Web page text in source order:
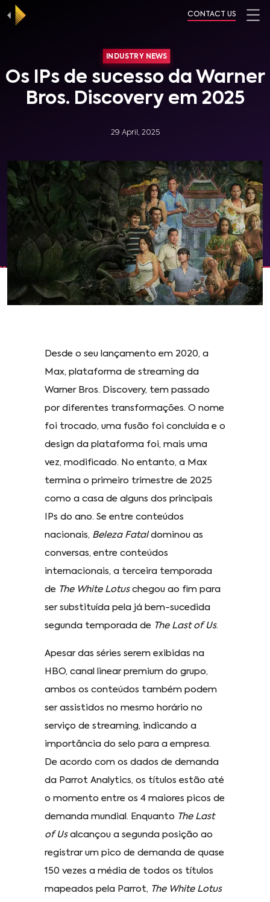
CONTACT US
INDUSTRY NEWS
Os IPs de sucesso da Warner
Bros. Discovery em 2025
29 April, 2025
Desde o seu lançamento em 2020, a
Max, plataforma de streaming da
Warner Bros. Discovery, tem passado
por diferentes transformações. O nome
foi trocado, uma fusão foi concluída e o
design da plataforma foi, mais uma
vez, modificado. No entanto, a Max
termina o primeiro trimestre de 2025
como a casa de alguns dos principais
IPs do ano. Se entre conteúdos
nacionais, Beleza Fataldominou as
conversas, entre conteúdos
internacionais, a terceira temporada
de The White Lotuschegou ao fim para
ser substituída pela já bem-sucedida
segunda temporada de The Last of Us.
Apesar das séries serem exibidas na
HBO, canal linear premium do grupo,
ambos os conteúdos também podem
ser assistidos no mesmo horário no
serviço de streaming, indicando a
importância do selo para a empresa.
De acordo com os dados de demanda
da Parrot Analytics, os títulos estão até
o momento entre os 4 maiores picos de
demanda mundial. Enquanto The Last
of Usalcançou a segunda posição ao
registrar um pico de demanda de quase
150 vezes a média de todos os títulos
mapeados pela Parrot, The White Lotus